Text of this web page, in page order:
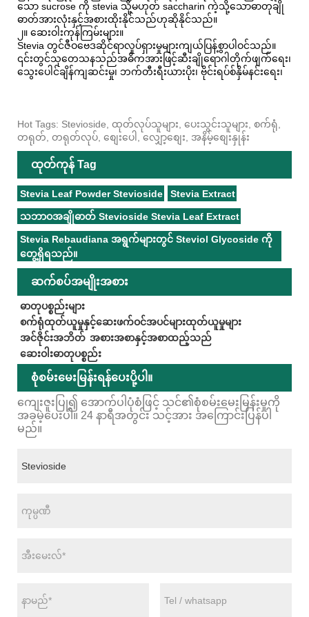
သော sucrose ကို stevia သို့မဟုတ် saccharin ကဲ့သို့သောဓာတုချို
ဓာတ်အားလုံးနှင့်အစားထိုးနိုင်သည်ဟုဆိုနိုင်သည်။
၂။ ဆေးဝါးကုန်ကြမ်းများ။
Stevia တွင်ဇီဝဗေဒဆိုင်ရာလှုပ်ရှားမှုများကျယ်ပြန့်စွာပါဝင်သည်။
၎င်းတွင်သုတေသနသည်အဓိကအားဖြင့်ဆီးချိုရောဂါတိုက်ဖျက်ရေး၊
သွေးပေါင်ချိန်ကျဆင်းမှု၊ ဘက်တီးရီးယားပိုး၊ ဗိုင်းရပ်စ်နှိမ်နင်းရေး၊
Hot Tags: Stevioside, ထုတ်လုပ်သူများ, ပေးသွင်းသူများ, စက်ရုံ,
တရုတ်, တရုတ်လုပ်, စျေးပေါ, လျှော့စျေး, အနိမ့်စျေးနှုန်း
ထုတ်ကုန် Tag
Stevia Leaf Powder Stevioside Stevia Extract
သဘာဝအချိုဓာတ် Stevioside Stevia Leaf Extract
Stevia Rebaudiana အရွက်များတွင် Steviol Glycoside ကို
တွေ့ရှိရသည်။
ဆက်စပ်အမျိုးအစား
ဓာတုပစ္စည်းများ
စက်ရုံထုတ်ယူမှုနှင့်ဆေးဖက်ဝင်အပင်များထုတ်ယူမှုများ
အင်ဇိုင်းအဘိတ် အစားအစာနှင့်အစာထည့်သည်
ဆေးဝါးဓာတုပစ္စည်း
စုံစမ်းမေးမြန်းရန်ပေးပို့ပါ။
ကျေးဇူးပြု၍ အောက်ပါပုံစံဖြင့် သင်၏စုံစမ်းမေးမြန်းမှုကို
အခမဲ့ပေးပါ။ 24 နာရီအတွင်း သင့်အား အကြောင်းပြန်ပါ
မည်။